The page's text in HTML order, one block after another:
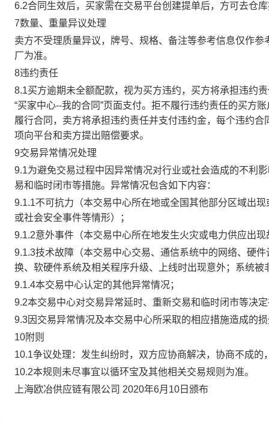
6.2合同生效后，买家需在交易平台创建提单后，方可去仓
7数量、重量异议处理
卖方不受理质量异议，牌号、规格、备注等参考信息仅作
厂为准。
8违约责任
8.1买方逾期未全额配款，视为买方违约，买方将承担违约
“买家中心--我的合同”页面支付。拒不履行违约责任的买方
履行合同，卖方将承担违约责任并支付违约金，每个违约
项向平台和卖方提出赔偿要求。
9交易异常情况处理
9.1为避免交易过程中因异常情况对行业或社会造成的不利
易和临时闭市等措施。异常情况包含如下内容：
9.1.1不可抗力（本交易中心所在地或全国其他部分区域出
或社会安全事件等情形）；
9.1.2意外事件（本交易中心所在地发生火灾或电力供应出
9.1.3技术故障（本交易中心交易、通信系统中的网络、硬
换、软硬件系统及相关程序升级、上线时出现意外；系统
9.1.4本交易中心认定的其他异常情况；
9.2本交易中心对交易异常延时、重新交易和临时闭市等决
9.3因交易异常情况及本交易中心所采取的相应措施造成的
10附则
10.1争议处理：发生纠纷时，双方应协商解决，协商不成
10.2本规则未尽事宜以循环宝及其他相关交易规则为准。
上海欧冶供应链有限公司 2020年6月10日颁布